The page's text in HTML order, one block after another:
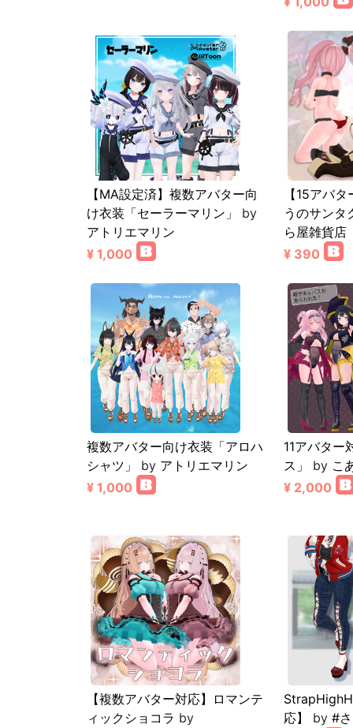
【MA設定済】複数アバター向
け衣装「セーラーマリン」
by
アトリエマリン
¥ 1,000
【15アバ
うのサンタ
ら屋雑貨店
¥ 390
複数アバター向け衣装「アロハ
シャツ」
by アトリエマリン
¥ 1,000
11アバター
ス」
by こ
¥ 2,000
【複数アバター対応】ロマンテ
ィックショコラ by
応】
by #